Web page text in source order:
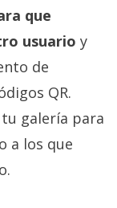
que
usuario y
de
QR.
galería para
a los que